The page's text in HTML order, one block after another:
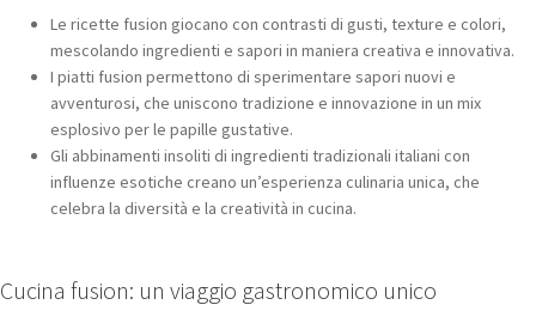
Le ricette fusion giocano con contrasti di gusti, texture e colori,
mescolando ingredienti e sapori in maniera creativa e innovativa.
I piatti fusion permettono di sperimentare sapori nuovi e
avventurosi, che uniscono tradizione e innovazione in un mix
esplosivo per le papille gustative.
Gli abbinamenti insoliti di ingredienti tradizionali italiani con
influenze esotiche creano un’esperienza culinaria unica, che
celebra la diversità e la creatività in cucina.
Cucina fusion: un viaggio gastronomico unico